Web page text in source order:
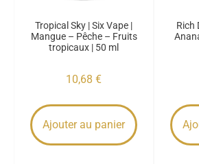
Tropical Sky | Six Vape |
Mangue – Pêche – Fruits
tropicaux | 50 ml
10,68 €
Ajouter au panier
Rich